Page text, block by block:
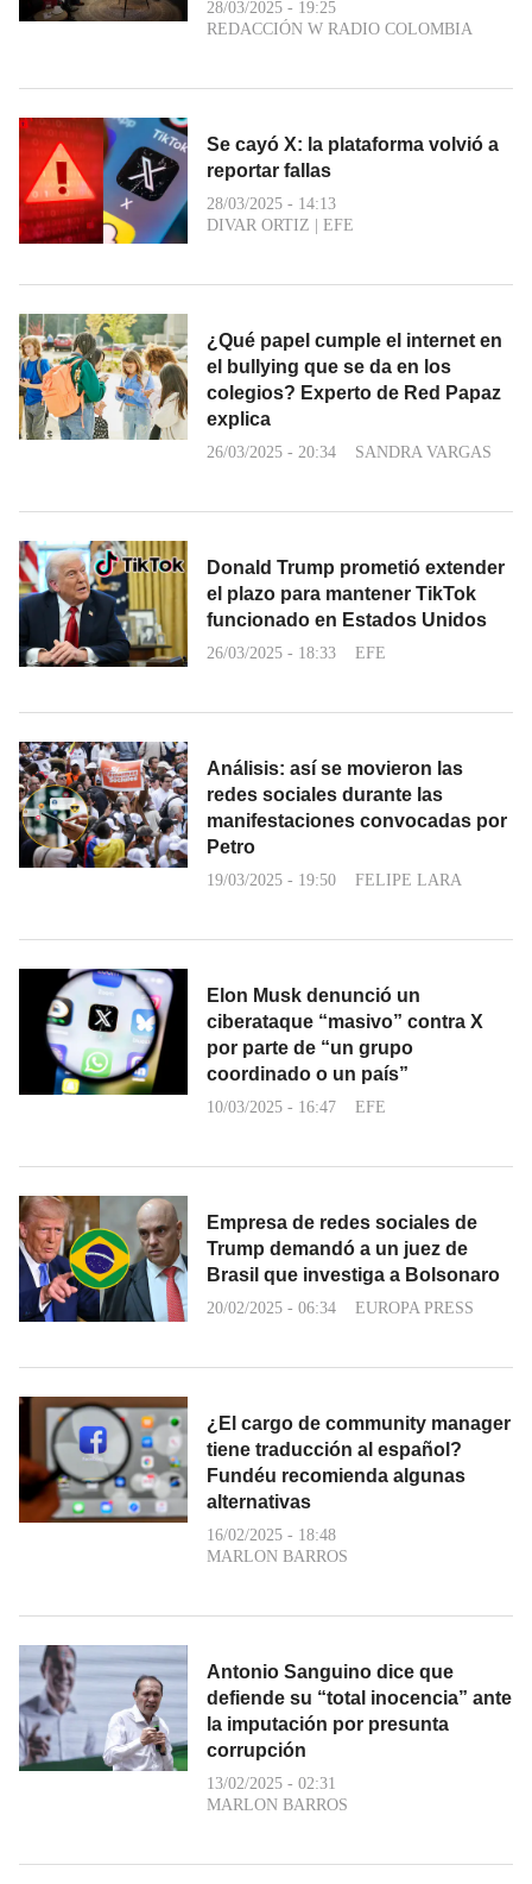
28/03/2025 - 19:25
REDACCIÓN W RADIO COLOMBIA
Se cayó X: la plataforma volvió a
reportar fallas
28/03/2025 - 14:13
DIVAR ORTIZ | EFE
¿Qué papel cumple el internet en
el bullying que se da en los
colegios? Experto de Red Papaz
explica
26/03/2025 - 20:34 SANDRA VARGAS
Donald Trump prometió extender
el plazo para mantener TikTok
funcionado en Estados Unidos
26/03/2025 - 18:33 EFE
Análisis: así se movieron las
redes sociales durante las
manifestaciones convocadas por
Petro
19/03/2025 - 19:50 FELIPE LARA
Elon Musk denunció un
ciberataque “masivo” contra X
por parte de “un grupo
coordinado o un país”
10/03/2025 - 16:47 EFE
Empresa de redes sociales de
Trump demandó a un juez de
Brasil que investiga a Bolsonaro
20/02/2025 - 06:34 EUROPA PRESS
¿El cargo de community manager
tiene traducción al español?
Fundéu recomienda algunas
alternativas
16/02/2025 - 18:48
MARLON BARROS
Antonio Sanguino dice que
defiende su “total inocencia” ante
la imputación por presunta
corrupción
13/02/2025 - 02:31
MARLON BARROS